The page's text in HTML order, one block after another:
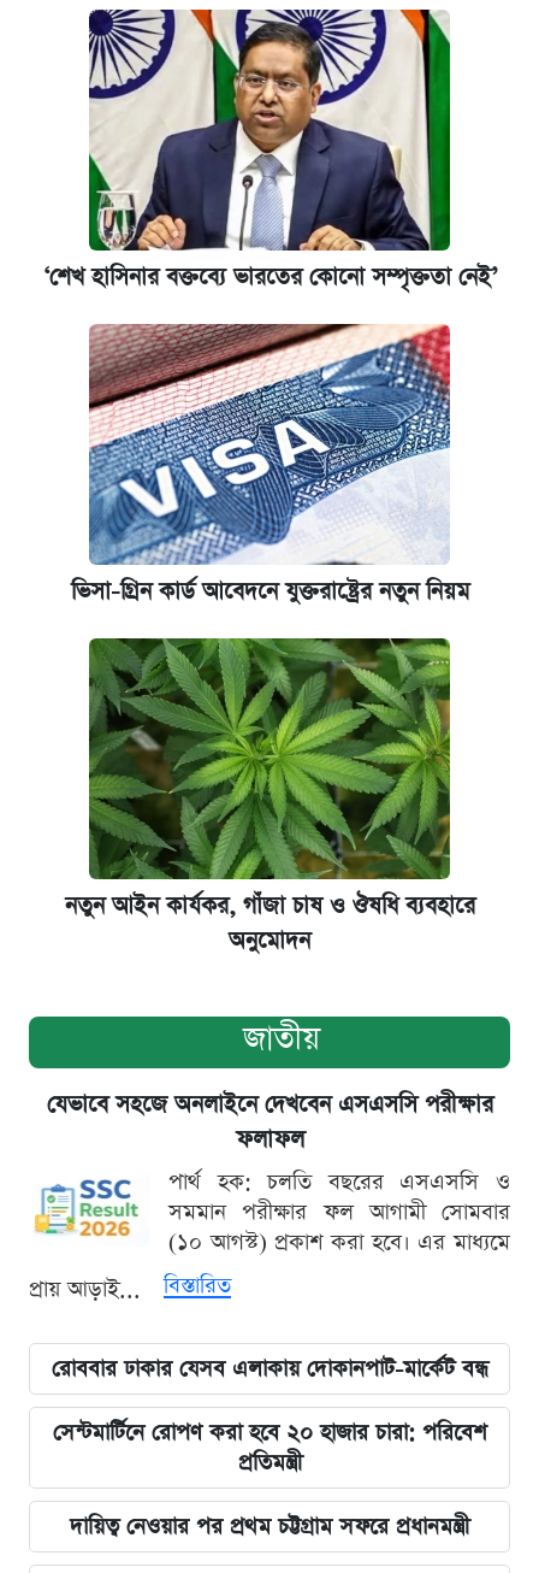
‘শেখ হাসিনার বক্তব্যে ভারতের কোনো সম্পৃক্ততা নেই’
ভিসা-গ্রিন কার্ড আবেদনে যুক্তরাষ্ট্রের নতুন নিয়ম
নতুন আইন কার্যকর, গাঁজা চাষ ও ঔষধি ব্যবহারে
অনুমোদন
জাতীয়
যেভাবে সহজে অনলাইনে দেখবেন এসএসসি পরীক্ষার
ফলাফল
পার্থ হক: চলতি বছরের এসএসসি ও
সমমান পরীক্ষার ফল আগামী সোমবার
(১০ আগস্ট) প্রকাশ করা হবে। এর মাধ্যমে
প্রায় আড়াই...
বিস্তারিত
রোববার ঢাকার যেসব এলাকায় দোকানপাট-মার্কেট বন্ধ
সেন্টমার্টিনে রোপণ করা হবে ২০ হাজার চারা: পরিবেশ
প্রতিমন্ত্রী
দায়িত্ব নেওয়ার পর প্রথম চট্টগ্রাম সফরে প্রধানমন্ত্রী